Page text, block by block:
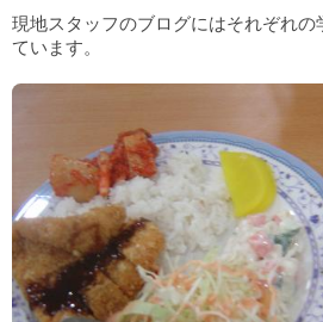
現地スタッフのブログにはそれぞれの
ています。